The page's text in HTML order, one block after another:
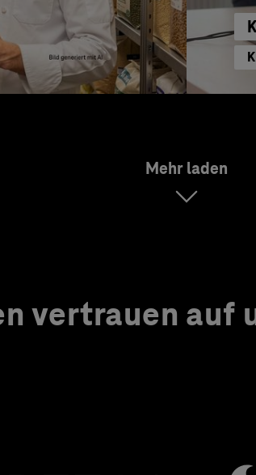
Mehr laden
vertrauen auf